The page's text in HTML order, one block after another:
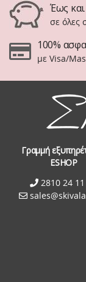
Έως
σε όλες
100%
με Visa/
Γραμμή
ESHOP
2810 24